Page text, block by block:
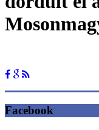
Facebook